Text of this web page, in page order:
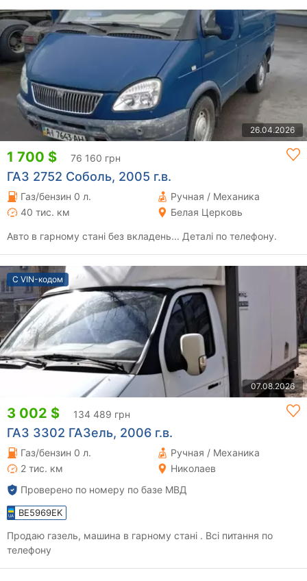
26.04.2026
1 700 $ 76 160 грн
ГАЗ 2752 Соболь, 2005 г.в.
Газ/бензин 0 л.
Ручная / Механика
40 тис. км
Белая Церковь
Авто в гарному стані без вкладень... Деталі по телефону.
С VIN-кодом
07.08.2026
3 002 $ 134 489 грн
ГАЗ 3302 ГАЗель, 2006 г.в.
Газ/бензин 0 л.
Ручная / Механика
2 тис. км
Николаев
Проверено по номеру по базе МВД
BE5969EK
Продаю газель, машина в гарному стані . Всі питання по
телефону